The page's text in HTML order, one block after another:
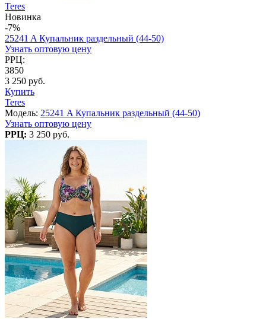
Teres
Новинка
-7%
25241 A Купальник раздельный (44-50)
Узнать оптовую цену
РРЦ:
3850
3 250 руб.
Купить
Teres
Модель: 25241 A Купальник раздельный (44-50)
Узнать оптовую цену
РРЦ: 3 250 руб.